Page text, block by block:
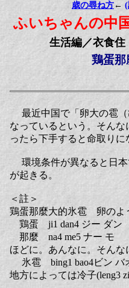
歳の尋ね方 ← (
ふいちゃんの中
生活編／衣食住
鶏蛋那
最近中国で「卵大の雹（
なっているという。そん
ったら下手すると命取りに
環境条件が異なると日本
が起きる。
＜註＞
鶏蛋那麼大的氷雹 卵のよ
鶏蛋 ji1 dan4 ジー ダン
那麼 na4 me5 ナー モ
ほどに。あんなに。そんな
氷雹 bing1 bao4ビン バ
地方によっては冷子(leng3